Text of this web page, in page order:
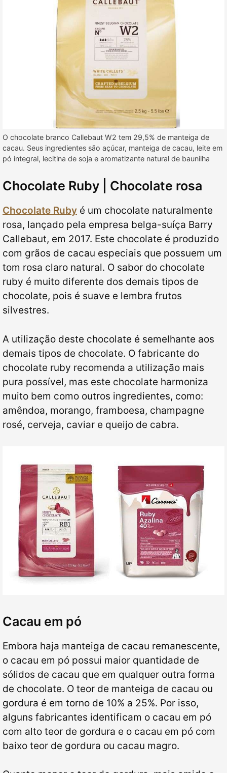
O chocolate branco Callebaut W2 tem 29,5% de manteiga de
cacau. Seus ingredientes são açúcar, manteiga de cacau, leite em
pó integral, lecitina de soja e aromatizante natural de baunilha
Chocolate Ruby | Chocolate rosa
Chocolate Ruby é um chocolate naturalmente
rosa, lançado pela empresa belga-suíça Barry
Callebaut, em 2017. Este chocolate é produzido
com grãos de cacau especiais que possuem um
tom rosa claro natural. O sabor do chocolate
ruby é muito diferente dos demais tipos de
chocolate, pois é suave e lembra frutos
silvestres.
A utilização deste chocolate é semelhante aos
demais tipos de chocolate. O fabricante do
chocolate ruby recomenda a utilização mais
pura possível, mas este chocolate harmoniza
muito bem como outros ingredientes, como:
amêndoa, morango, framboesa, champagne
rosé, cerveja, caviar e queijo de cabra.
Cacau em pó
Embora haja manteiga de cacau remanescente,
o cacau em pó possui maior quantidade de
sólidos de cacau que em qualquer outra forma
de chocolate. O teor de manteiga de cacau ou
gordura é em torno de 10% a 25%. Por isso,
alguns fabricantes identificam o cacau em pó
com alto teor de gordura e o cacau em pó com
baixo teor de gordura ou cacau magro.